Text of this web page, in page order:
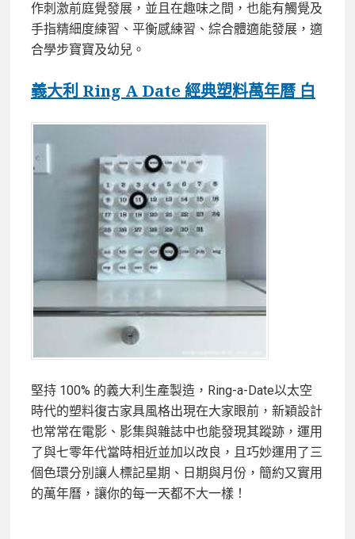
作刺激前庭覺發展，並且在趣味之間，也能有觸覺及
手指精細度練習、平衡感練習、綜合體適能發展，適
合學步寶寶及幼兒。
義大利 Ring A Date 經典塑料萬年曆 白
堅持 100% 的義大利生產製造，Ring-a-Date以太空
時代的塑料復古家具風格出現在大家眼前，新穎設計
也常常在電影、影集與雜誌中也能發現其蹤跡，運用
了與七零年代當時相近並加以改良，且巧妙運用了三
個色環分別讓人標記星期、日期與月份，簡約又實用
的萬年曆，讓你的每一天都不大一樣！